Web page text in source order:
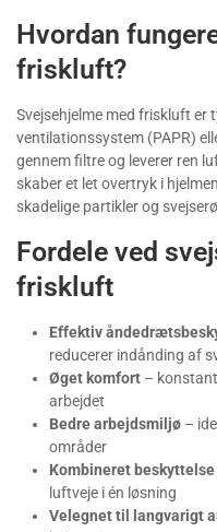
Hvordan
friskluft?
Svejsehjelme med friskluft er
ventilationssystem (PAPR)
gennem filtre og leverer ren
skaber et let overtryk i
skadelige partikler og
Fordele ved
friskluft
Effektiv
reducerer indånding af
Øget komfort –
arbejdet
Bedre arbejdsmiljø –
områder
Kombineret beskyttelse
luftveje i én løsning
Velegnet til langvarigt